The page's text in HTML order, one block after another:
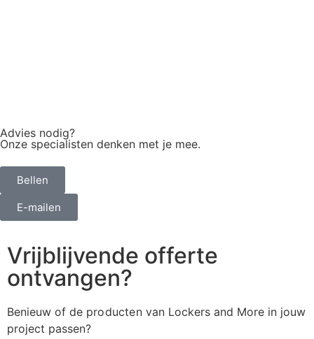
Advies nodig?
Onze specialisten denken met je mee.
Bellen
E-mailen
Vrijblijvende offerte
ontvangen?
Benieuw of de productenvan Lockers and More in jouw
project passen?